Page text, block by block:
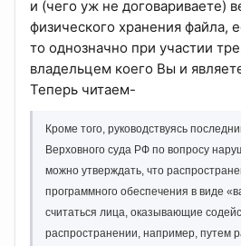
и (чего уж не договариваете)
физического хранения файла,
то однозначно при участии
владельцем коего Вы и
Теперь читаем-
Кроме того, руководствуясь
Верховного суда РФ по вопросу
можно утверждать, что
программного обеспечения в виде
считаться лица, оказывающие
распространении, например, путем